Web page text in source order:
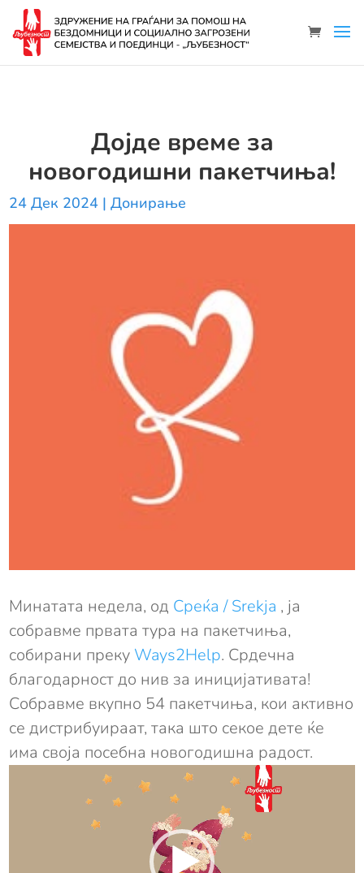
Дојде време за
новогодишни пакетчиња!
24 Дек 2024 |Донирање
Минатата недела, од Среќа / Srekja , ја
собравме првата тура на пакетчиња,
собирани преку Ways2Help. Срдечна
благодарност до нив за иницијативата!
Собравме вкупно 54 пакетчиња, кои активно
се дистрибуираат, така што секое дете ќе
има своја посебна новогодишна радост.